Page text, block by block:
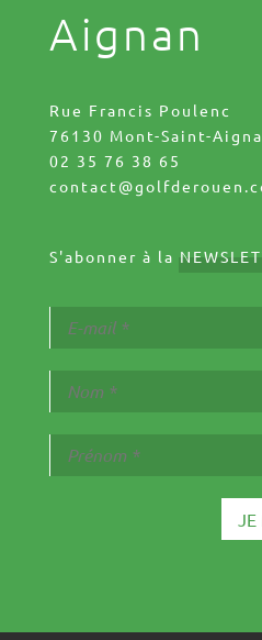
Aignan
Rue Francis Poulenc
76130 Mont-Saint-
02 35 76 38 65
S'abonner à la